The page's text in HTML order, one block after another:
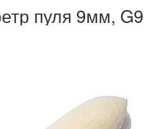
пуля 9мм, G9